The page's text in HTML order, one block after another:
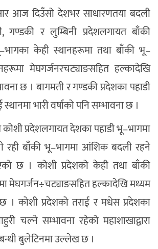
आज दिउँसो देशभर साधारणतया बदली
गण्डकी र लुम्बिनी प्रदेशलगायत बाँकी
केही स्थानहरूमा तथा बाँकी भू–
मेघगर्जनरचट्याङसहित हल्कादेखि
छ । बागमती र गण्डकी प्रदेशका पहाडी
भारी वर्षाको पनि सम्भावना छ ।
प्रदेशलगायत देशका पहाडी भू–भागमा
रही बाँकी भू–भागमा आंशिक बदली रहने
छ । कोशी प्रदेशको केही तथा बाँकी
मेघगर्जन÷चट्याङसहित हल्कादेखि मध्यम
छ । कोशी प्रदेशको तराई र मधेस प्रदेशका
चल्ने सम्भावना रहेको महाशाखाद्वारा
बुलेटिनमा उल्लेख छ ।